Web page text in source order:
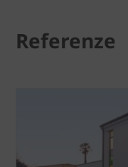
Referenze